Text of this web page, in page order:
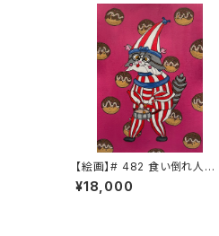
【絵画】# 482 食い倒れ人形
さくら
¥18,000